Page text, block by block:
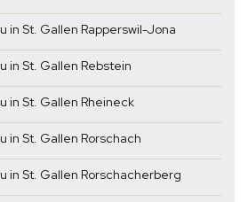
in St. Gallen Rapperswil-Jona
in St. Gallen Rebstein
in St. Gallen Rheineck
in St. Gallen Rorschach
in St. Gallen Rorschacherberg